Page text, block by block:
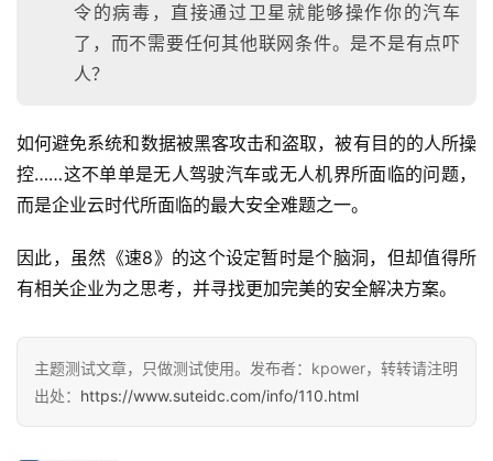
令的病毒，直接通过卫星就能够操作你的汽车
了，而不需要任何其他联网条件。是不是有点吓
人？
如何避免系统和数据被黑客攻击和盗取，被有目的的人所操
控……这不单单是无人驾驶汽车或无人机界所面临的问题，
而是企业云时代所面临的最大安全难题之一。
因此，虽然《速8》的这个设定暂时是个脑洞，但却值得所
有相关企业为之思考，并寻找更加完美的安全解决方案。
主题测试文章，只做测试使用。发布者：kpower，转转请注明
出处： https://www.suteidc.com/info/110.html